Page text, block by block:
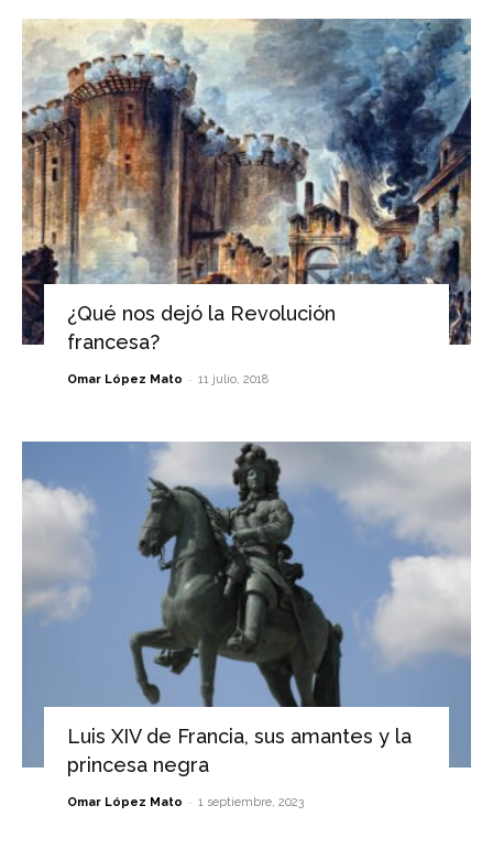
¿Qué nos dejó la Revolución
francesa?
Omar López Mato - 11 julio, 2018
Luis XIV de Francia, sus amantes y la
princesa negra
Omar López Mato - 1 septiembre, 2023